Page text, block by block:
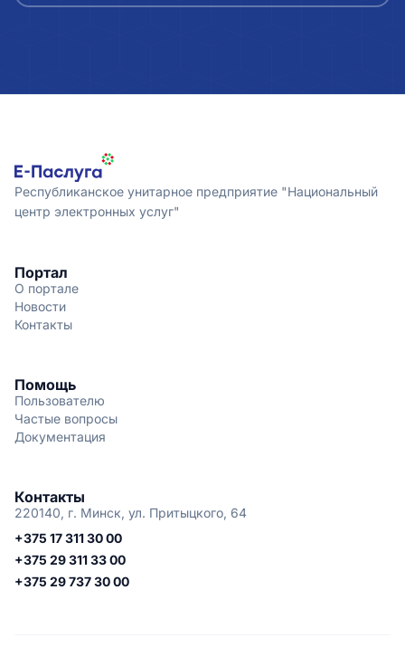
Республиканское унитарное предприятие "Национальный
центр электронных услуг"
Портал
О портале
Новости
Контакты
Помощь
Пользователю
Частые вопросы
Документация
Контакты
220140, г. Минск, ул. Притыцкого, 64
+375 17 311 30 00
+375 29 311 33 00
+375 29 737 30 00